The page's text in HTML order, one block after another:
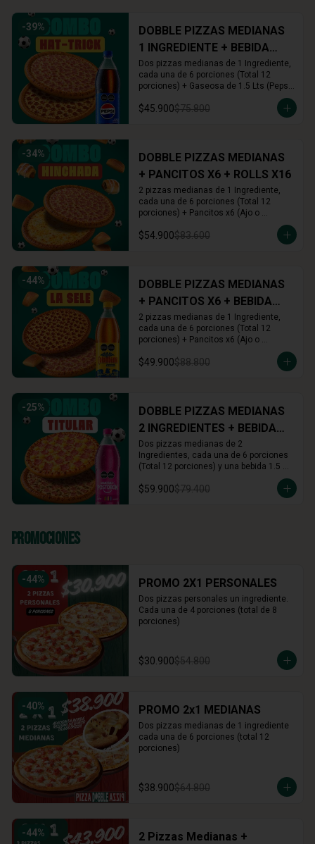
-39%
DOBBLE PIZZAS MEDIANAS
1 INGREDIENTE + BEBIDA
1.5L
Dos pizzas medianas de 1 Ingrediente,
cada una de 6 porciones (Total 12
porciones) + Gaseosa de 1.5 Lts (Pepsi,
$45.900$75.800
-34%
DOBBLE PIZZAS MEDIANAS
+ PANCITOS X6 + ROLLS X16
2 pizzas medianas de 1 Ingrediente,
cada una de 6 porciones (Total 12
porciones) + Pancitos x6 (Ajo o
Arequipe)
$54.900$83.600
-44%
DOBBLE PIZZAS MEDIANAS
+ PANCITOS X6 + BEBIDA
1.5L
2 pizzas medianas de 1 Ingrediente,
cada una de 6 porciones (Total 12
porciones) + Pancitos x6 (Ajo o
elección)
$49.900$88.800
-25%
DOBBLE PIZZAS MEDIANAS
2 INGREDIENTES + BEBIDA
1.5L
Dos pizzas medianas de 2
Ingredientes, cada una de 6 porciones
(Total 12 porciones) y una bebida 1.5
$59.900$79.400
Promociones
-44% PROMO 2X1 PERSONALES
Dos pizzas personales un ingrediente.
Cada una de 4 porciones (total de 8
porciones)
$30.900$54.800
-40% PROMO 2x1 MEDIANAS
Dos pizzas medianas de 1 ingrediente
cada una de 6 porciones (total 12
porciones)
$38.900$64.800
-44%
2 Pizzas Medianas +